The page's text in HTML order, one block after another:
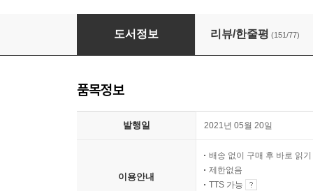
코로나 이후의 세계
도서정보 리뷰/한줄평 (151/77)
품목정보
발행일 2021년 05월 20일
이용안내
배송 없이 구매 후 바로 읽기
제한없음
TTS 가능